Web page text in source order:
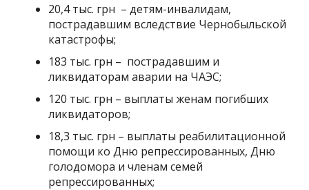
20,4 тыс. грн – детям-инвалидам,
пострадавшим вследствие Чернобыльской
катастрофы;
183 тыс. грн – пострадавшим и
ликвидаторам аварии на ЧАЭС;
120 тыс. грн – выплаты женам погибших
ликвидаторов;
18,3 тыс. грн – выплаты реабилитационной
помощи ко Дню репрессированных, Дню
голодомора и членам семей
репрессированных;